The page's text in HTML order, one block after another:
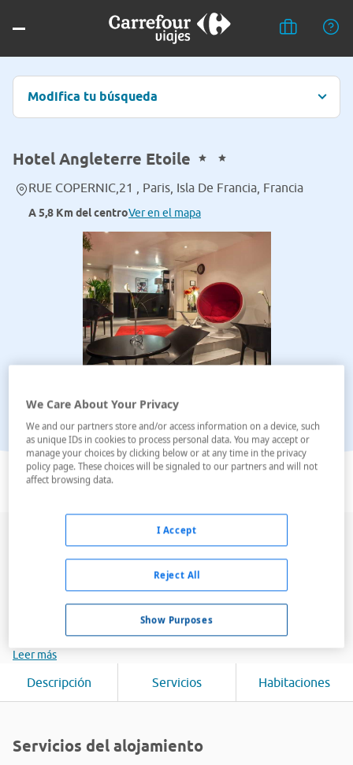
Modifica tu búsqueda
Hotel Angleterre Etoile
RUE COPERNIC,21 , Paris, Isla De Francia, Francia
A 5,8 Km del centroVer en el mapa
Ver en el mapa
Este hotel está situado en el distrito 16 de París, a 700
m del Arco del Triunfo. Ofrece habitaciones con baño,
un bar y una recepción 24 horas. Conexión inalámbrica
a internet gratuita disponible en todo el hotel. Las
habitaciones del Hotel Angleterre Etoile están
insonorizadas y disp...
Leer más
Descripción Servicios Habitaciones
Servicios del alojamiento
We Care About Your Privacy
We and our partners store and/or access information on a device, such
as unique IDs in cookies to process personal data. You may accept or
manage your choices by clicking below or at any time in the privacy
policy page. These choices will be signaled to our partners and will not
affect browsing data.
Show Purposes
Reject All
I Accept